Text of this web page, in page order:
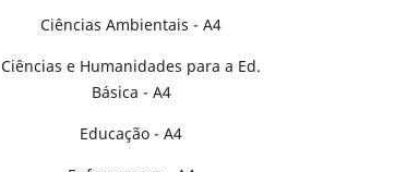
Ciências Ambientais - A4
Ciências e Humanidades para a Ed.
Básica - A4
Educação - A4